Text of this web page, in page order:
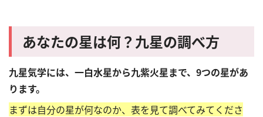
あなたの星は何？九星の調べ方
九星気学には、一白水星から九紫火星まで、9つの星があ
ります。
まずは自分の星が何なのか、表を見て調べてみてくださ